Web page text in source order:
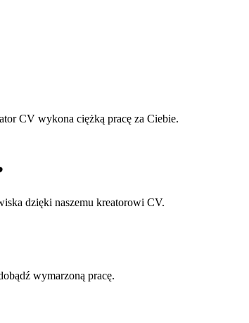
CV wykona ciężką pracę za Ciebie.
dzięki naszemu kreatorowi CV.
wymarzoną pracę.